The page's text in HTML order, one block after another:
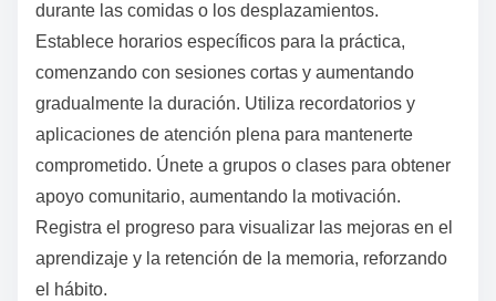
durante las comidas o los desplazamientos.
Establece horarios específicos para la práctica,
comenzando con sesiones cortas y aumentando
gradualmente la duración. Utiliza recordatorios y
aplicaciones de atención plena para mantenerte
comprometido. Únete a grupos o clases para obtener
apoyo comunitario, aumentando la motivación.
Registra el progreso para visualizar las mejoras en el
aprendizaje y la retención de la memoria, reforzando
el hábito.